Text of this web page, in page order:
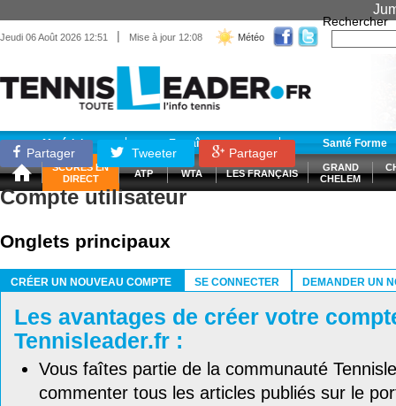
Jeudi 06 Août 2026 12:51 | Mise à jour 12:08 Météo
Rechercher
Matériel Entraînement Santé Forme
SCORES EN
DIRECT
ATP WTA LES FRANÇAIS
GRAND
CHELEM
Partager Tweeter Partager
Compte utilisateur
Onglets principaux
CRÉER UN NOUVEAU COMPTE
SE CONNECTER DEMANDER UN
Les avantages de créer votre
Tennisleader.fr :
Vous faîtes partie de la communauté
commenter tous les articles publiés sur le